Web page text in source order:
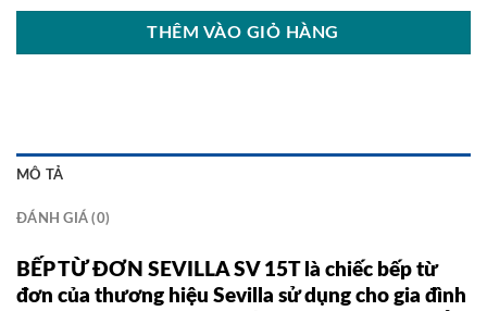
THÊM VÀO GIỎ HÀNG
MÔ TẢ
ĐÁNH GIÁ (0)
BẾP TỪ ĐƠN SEVILLA SV 15T là chiếc bếp từ
đơn của thương hiệu Sevilla sử dụng cho gia đình